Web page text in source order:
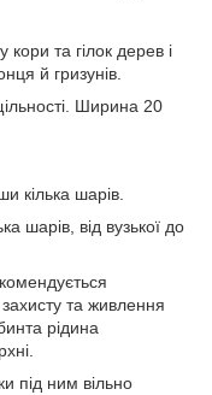
та гілок дерев і
й гризунів.
Ширина 20
кілька шарів.
шарів, від вузької до
та живлення
рідина
під ним вільно